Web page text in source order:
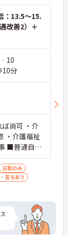
：13.5～15.
改善2）＋
10分
尚可 ・介
・介護福祉
■普通自動
日勤のみ
賞与あり